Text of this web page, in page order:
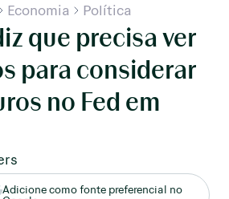
Economia Política
que precisa ver
para considerar
no Fed em
Adicione como fonte preferencial no